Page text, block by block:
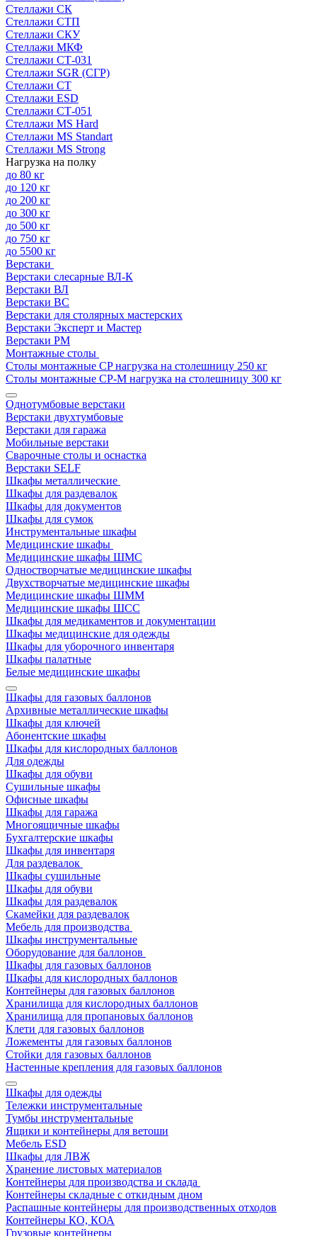
Стеллажи СК
Стеллажи СТП
Стеллажи СКУ
Стеллажи МКФ
Стеллажи СТ-031
Стеллажи SGR (СГР)
Стеллажи СТ
Стеллажи ESD
Стеллажи СТ-051
Стеллажи MS Hard
Стеллажи MS Standart
Стеллажи MS Strong
Нагрузка на полку
до 80 кг
до 120 кг
до 200 кг
до 300 кг
до 500 кг
до 750 кг
до 5500 кг
Верстаки
Верстаки слесарные ВЛ-К
Верстаки ВЛ
Верстаки ВС
Верстаки для столярных мастерских
Верстаки Эксперт и Мастер
Верстаки РМ
Монтажные столы
Столы монтажные СP нагрузка на столешницу 250 кг
Столы монтажные СР-М нагрузка на столешницу 300 кг
Однотумбовые верстаки
Верстаки двухтумбовые
Верстаки для гаража
Мобильные верстаки
Сварочные столы и оснастка
Верстаки SELF
Шкафы металлические
Шкафы для раздевалок
Шкафы для документов
Шкафы для сумок
Инструментальные шкафы
Медицинские шкафы
Медицинские шкафы ШМС
Одностворчатые медицинские шкафы
Двухстворчатые медицинские шкафы
Медицинские шкафы ШММ
Медицинские шкафы ШСС
Шкафы для медикаментов и документации
Шкафы медицинские для одежды
Шкафы для уборочного инвентаря
Шкафы палатные
Белые медицинские шкафы
Шкафы для газовых баллонов
Архивные металлические шкафы
Шкафы для ключей
Абонентские шкафы
Шкафы для кислородных баллонов
Для одежды
Шкафы для обуви
Сушильные шкафы
Офисные шкафы
Шкафы для гаража
Многоящичные шкафы
Бухгалтерские шкафы
Шкафы для инвентаря
Для раздевалок
Шкафы сушильные
Шкафы для обуви
Шкафы для раздевалок
Скамейки для раздевалок
Мебель для производства
Шкафы инструментальные
Оборудование для баллонов
Шкафы для газовых баллонов
Шкафы для кислородных баллонов
Контейнеры для газовых баллонов
Хранилища для кислородных баллонов
Хранилища для пропановых баллонов
Клети для газовых баллонов
Ложементы для газовых баллонов
Стойки для газовых баллонов
Настенные крепления для газовых баллонов
Шкафы для одежды
Тележки инструментальные
Тумбы инструментальные
Ящики и контейнеры для ветоши
Мебель ESD
Шкафы для ЛВЖ
Хранение листовых материалов
Контейнеры для производства и склада
Контейнеры складные с откидным дном
Распашные контейнеры для производственных отходов
Контейнеры КО, КОА
Грузовые контейнеры